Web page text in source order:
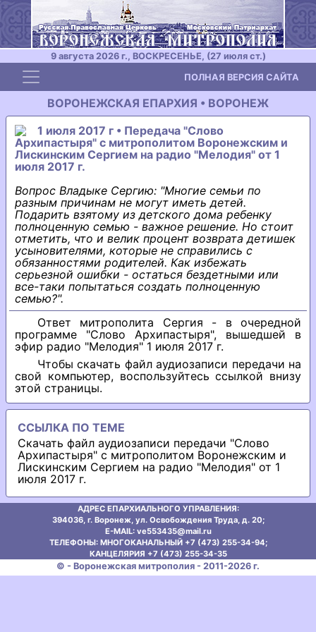
9 августа 2026 г., ВОСКРЕСЕНЬЕ, (27 июля ст.)
Toggle navigation ПОЛНАЯ ВЕРСИЯ САЙТА
ВОРОНЕЖСКАЯ ЕПАРХИЯ • ВОРОНЕЖ
1 июля 2017 г • Передача "Слово
Архипастыря" с митрополитом Воронежским и
Лискинским Сергием на радио "Мелодия" от 1
июля 2017 г.
Вопрос Владыке Сергию: "Многие семьи по
разным причинам не могут иметь детей.
Подарить взятому из детского дома ребенку
полноценную семью - важное решение. Но стоит
отметить, что и велик процент возврата детишек
усыновителями, которые не справились с
обязанностями родителей. Как избежать
серьезной ошибки - остаться бездетными или
все-таки попытаться создать полноценную
семью?".
Ответ митрополита Сергия - в очередной
программе "Слово Архипастыря", вышедшей в
эфир радио "Мелодия" 1 июля 2017 г.
Чтобы скачать файл аудиозаписи передачи на
свой компьютер, воспользуйтесь ссылкой внизу
этой страницы.
ССЫЛКА ПО ТЕМЕ
Скачать файл аудиозаписи передачи "Слово
Архипастыря" с митрополитом Воронежским и
Лискинским Сергием на радио "Мелодия" от 1
июля 2017 г.
АДРЕС ЕПАРХИАЛЬНОГО УПРАВЛЕНИЯ:
394036, г. Воронеж, ул. Освобождения Труда, д. 20;
E-MAIL: ve553435@mаil.ru
ТЕЛЕФОНЫ: МНОГОКАНАЛЬНЫЙ +7 (473) 255-34-94;
КАНЦЕЛЯРИЯ +7 (473) 255-34-35
© - Воронежская митрополия - 2011-2026 г.